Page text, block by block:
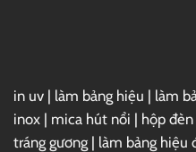
in uv | làm bảng hiệu | làm
inox | mica hút nổi | hộp
tráng gương | làm bảng hiệu